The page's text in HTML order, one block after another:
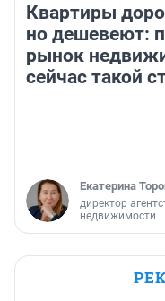
Квартиры
но дешевеют:
рынок
сейчас такой
Екатерина
директор
недвижимости